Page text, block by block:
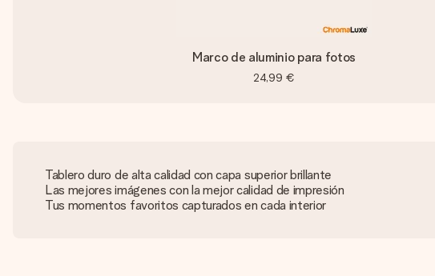
Marco de aluminio para fotos
24,99 €
Tablero duro de alta calidad con capa superior brillante
Las mejores imágenes con la mejor calidad de impresión
Tus momentos favoritos capturados en cada interior